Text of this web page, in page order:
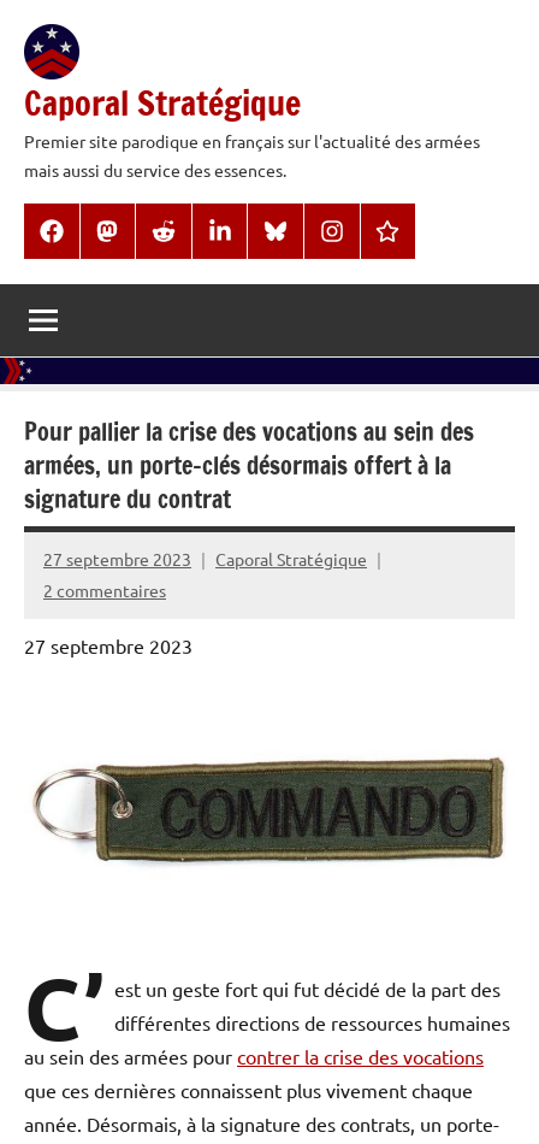
contenu
Caporal Stratégique
Premier site parodique en français sur l'actualité des armées
mais aussi du service des essences.
FacebookMastodonReddit LinkedInBlueSkyInstagramThreads
Pour pallier la crise des vocations au sein des
armées, un porte-clés désormais offert à la
signature du contrat
27 septembre 2023
Caporal Stratégique
2 commentaires
27 septembre 2023
C’ est un geste fort qui fut décidé de la part des
différentes directions de ressources humaines
au sein des armées pour contrer la crise des vocations
que ces dernières connaissent plus vivement chaque
année. Désormais, à la signature des contrats, un porte-